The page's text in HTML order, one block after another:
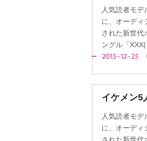
人気読者モ
に、オーディ
された新世代
ングル「
2015-12-25
イケメン5
人気読者モ
に、オーディ